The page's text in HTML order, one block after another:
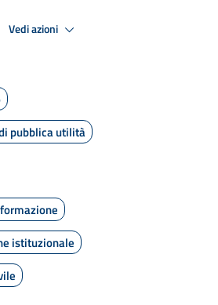
Vedi azioni
pubblica utilità
istituzionale